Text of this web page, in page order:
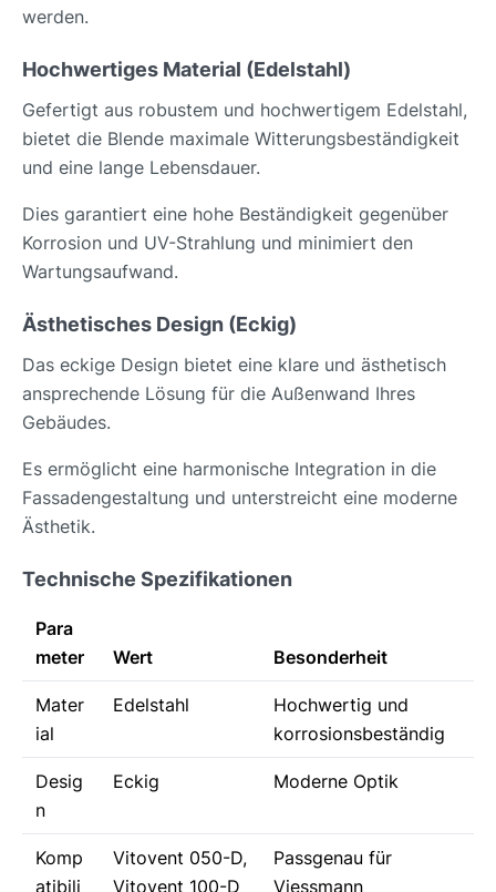
werden.
Hochwertiges Material (Edelstahl)
Gefertigt aus robustem und hochwertigem Edelstahl,
bietet die Blende maximale Witterungsbeständigkeit
und eine lange Lebensdauer.
Dies garantiert eine hohe Beständigkeit gegenüber
Korrosion und UV-Strahlung und minimiert den
Wartungsaufwand.
Ästhetisches Design (Eckig)
Das eckige Design bietet eine klare und ästhetisch
ansprechende Lösung für die Außenwand Ihres
Gebäudes.
Es ermöglicht eine harmonische Integration in die
Fassadengestaltung und unterstreicht eine moderne
Ästhetik.
Technische Spezifikationen
Para
meter
Wert Besonderheit
Mater
ial
Edelstahl
Hochwertig und
korrosionsbeständig
Desig
n
Eckig Moderne Optik
Komp
atibili
Vitovent 050-D,
Vitovent 100-D
Passgenau für
Viessmann